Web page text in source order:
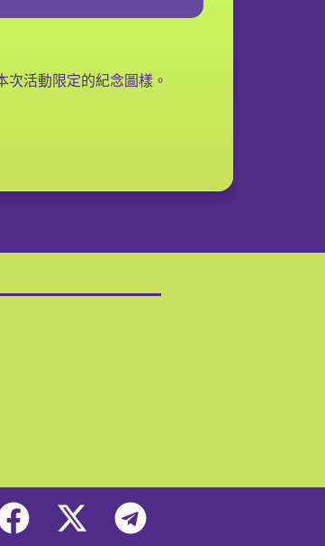
次活動限定的紀念圖樣。